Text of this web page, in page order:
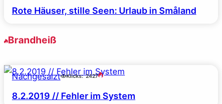
Rote Häuser, stille Seen: Urlaub in Småland
Brandheiß
Nachgesalzt Klicks: 2427
8.2.2019 // Fehler im System